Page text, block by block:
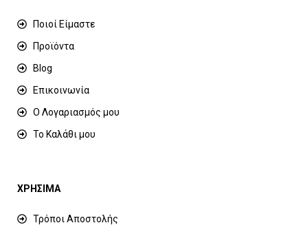
Ποιοί Είμαστε
Προϊόντα
Blog
Επικοινωνία
Ο Λογαριασμός μου
Το Καλάθι μου
ΧΡΗΣΙΜΑ
Τρόποι Αποστολής